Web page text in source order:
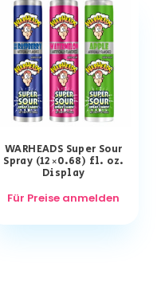
WARHEADS Super Sour
Spray (12×0.68) fl. oz.
Display
Für Preise anmelden